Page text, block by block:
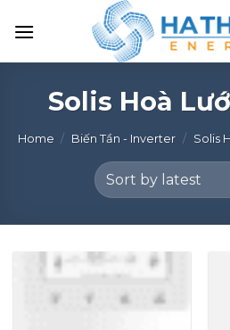
Solis Hoà
Home / Biến Tần - Inverter / Solis